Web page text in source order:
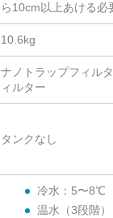
ら10cm以上あける必
10.6kg
ナノトラップフィル
ィルター
タンクなし
冷水：5〜8℃
温水（3段階